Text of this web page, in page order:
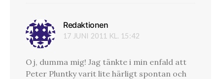
Redaktionen
17 JUNI 2011 KL. 15:42
Oj, dumma mig! Jag tänkte i min enfald att
Peter Pluntky varit lite härligt spontan och